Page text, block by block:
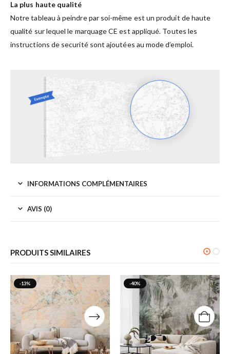
La plus haute qualité
Notre tableau à peindre par soi-même est un produit de haute
qualité sur lequel le marquage CE est appliqué. Toutes les
instructions de securité sont ajoutées au mode d’emploi.
INFORMATIONS COMPLÉMENTAIRES
AVIS (0)
PRODUITS SIMILAIRES
-13% -40%